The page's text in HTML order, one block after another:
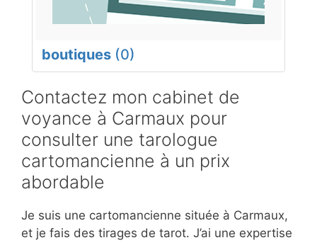
boutiques (0)
Contactez mon cabinet de
voyance à Carmaux pour
consulter une tarologue
cartomancienne à un prix
abordable
Je suis une cartomancienne située à Carmaux,
et je fais des tirages de tarot. J’ai une expertise